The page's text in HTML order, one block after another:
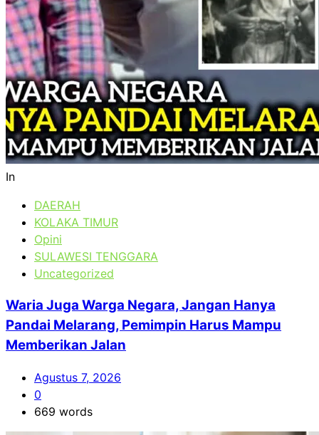
In
DAERAH
KOLAKA TIMUR
Opini
SULAWESI TENGGARA
Uncategorized
Waria Juga Warga Negara, Jangan Hanya
Pandai Melarang, Pemimpin Harus Mampu
Memberikan Jalan
Agustus 7, 2026
0
669 words